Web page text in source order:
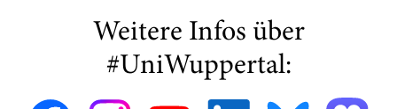
Weitere Infos über
#UniWuppertal: